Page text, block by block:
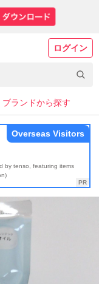
ログイン
ブランドから探す
by tenso, featuring items
Overseas Visitors